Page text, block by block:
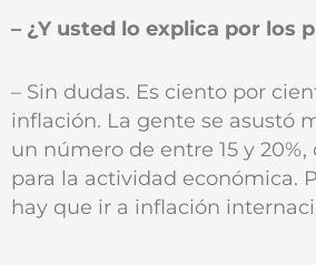
– ¿Y usted lo explica por los
– Sin dudas. Es ciento por
inflación. La gente se asustó
un número de entre 15 y
para la actividad económica.
hay que ir a inflación